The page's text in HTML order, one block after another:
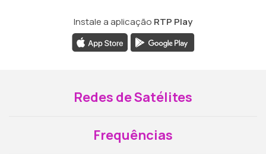
Instale a aplicação RTP Play
Redes de Satélites
Frequências